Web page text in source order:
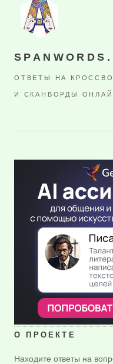
ОТВЕТЫ НА
И СКАНВОРДЫ
О ПРОЕКТЕ
Находите ответы на